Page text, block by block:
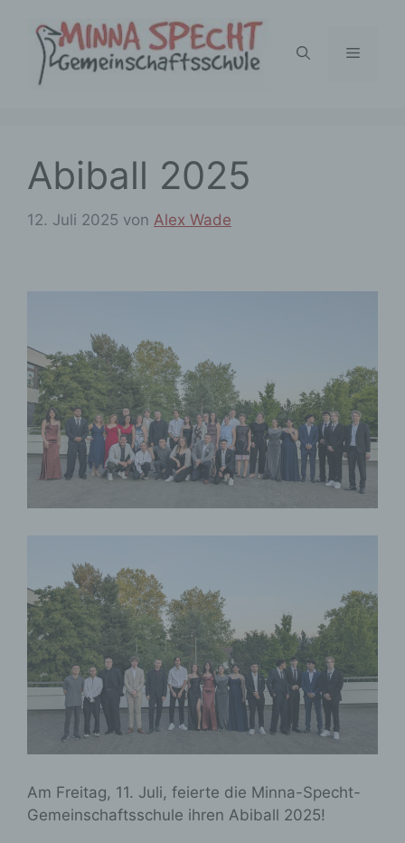
Inhalt
springen
Menü
Abiball 2025
12. Juli 2025 von Alex Wade
Am Freitag, 11. Juli, feierte die Minna-Specht-
Gemeinschaftsschule ihren Abiball 2025!